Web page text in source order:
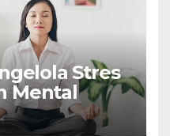
Stres
Mental